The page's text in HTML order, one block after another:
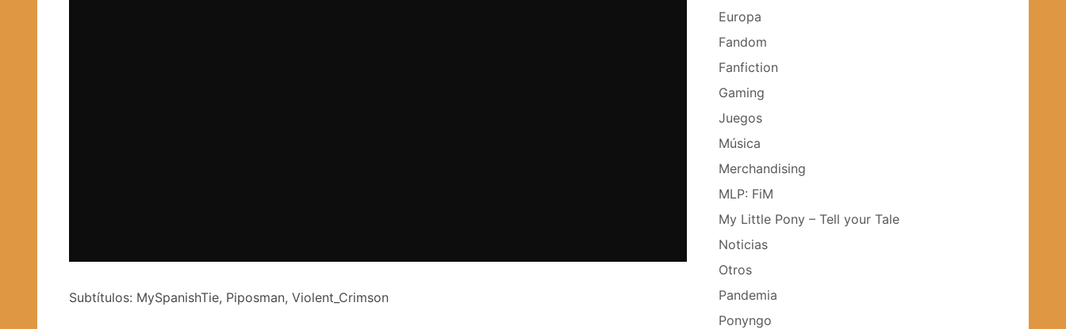
Subtítulos: MySpanishTie, Piposman, Violent_Crimson
Europa
Fandom
Fanfiction
Gaming
Juegos
Música
Merchandising
MLP: FiM
My Little Pony – Tell your Tale
Noticias
Otros
Pandemia
Ponyngo